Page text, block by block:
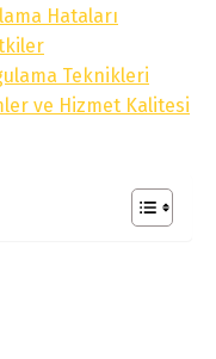
Hataları
Teknikleri
ve Hizmet Kalitesi